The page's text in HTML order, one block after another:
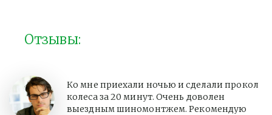
Отзывы:
Ко мне приехали ночью и сделали прокол
колеса за 20 минут. Очень доволен
выездным шиномонтжем. Рекомендую